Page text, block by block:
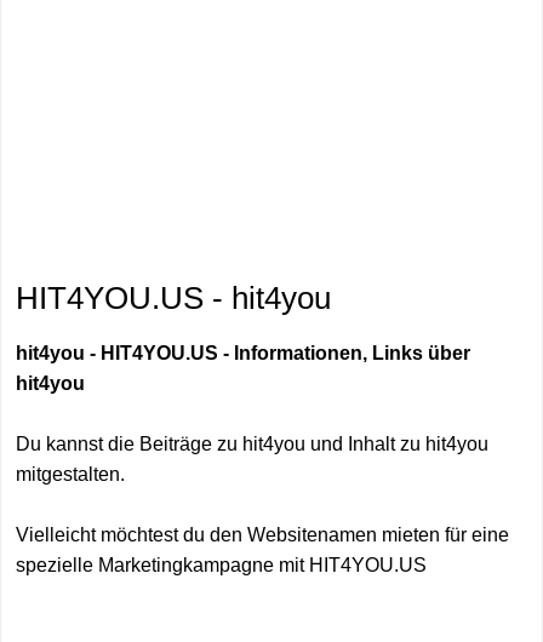
HIT4YOU.US - hit4you
hit4you - HIT4YOU.US - Informationen, Links über
hit4you
Du kannst die Beiträge zu hit4you und Inhalt zu hit4you
mitgestalten.
Vielleicht möchtest du den Websitenamen mieten für eine
spezielle Marketingkampagne mit HIT4YOU.US